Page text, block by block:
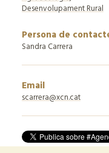
Desenvolupament Rural
Persona de
Sandra Carrera
Email
scarrera@xcn.cat